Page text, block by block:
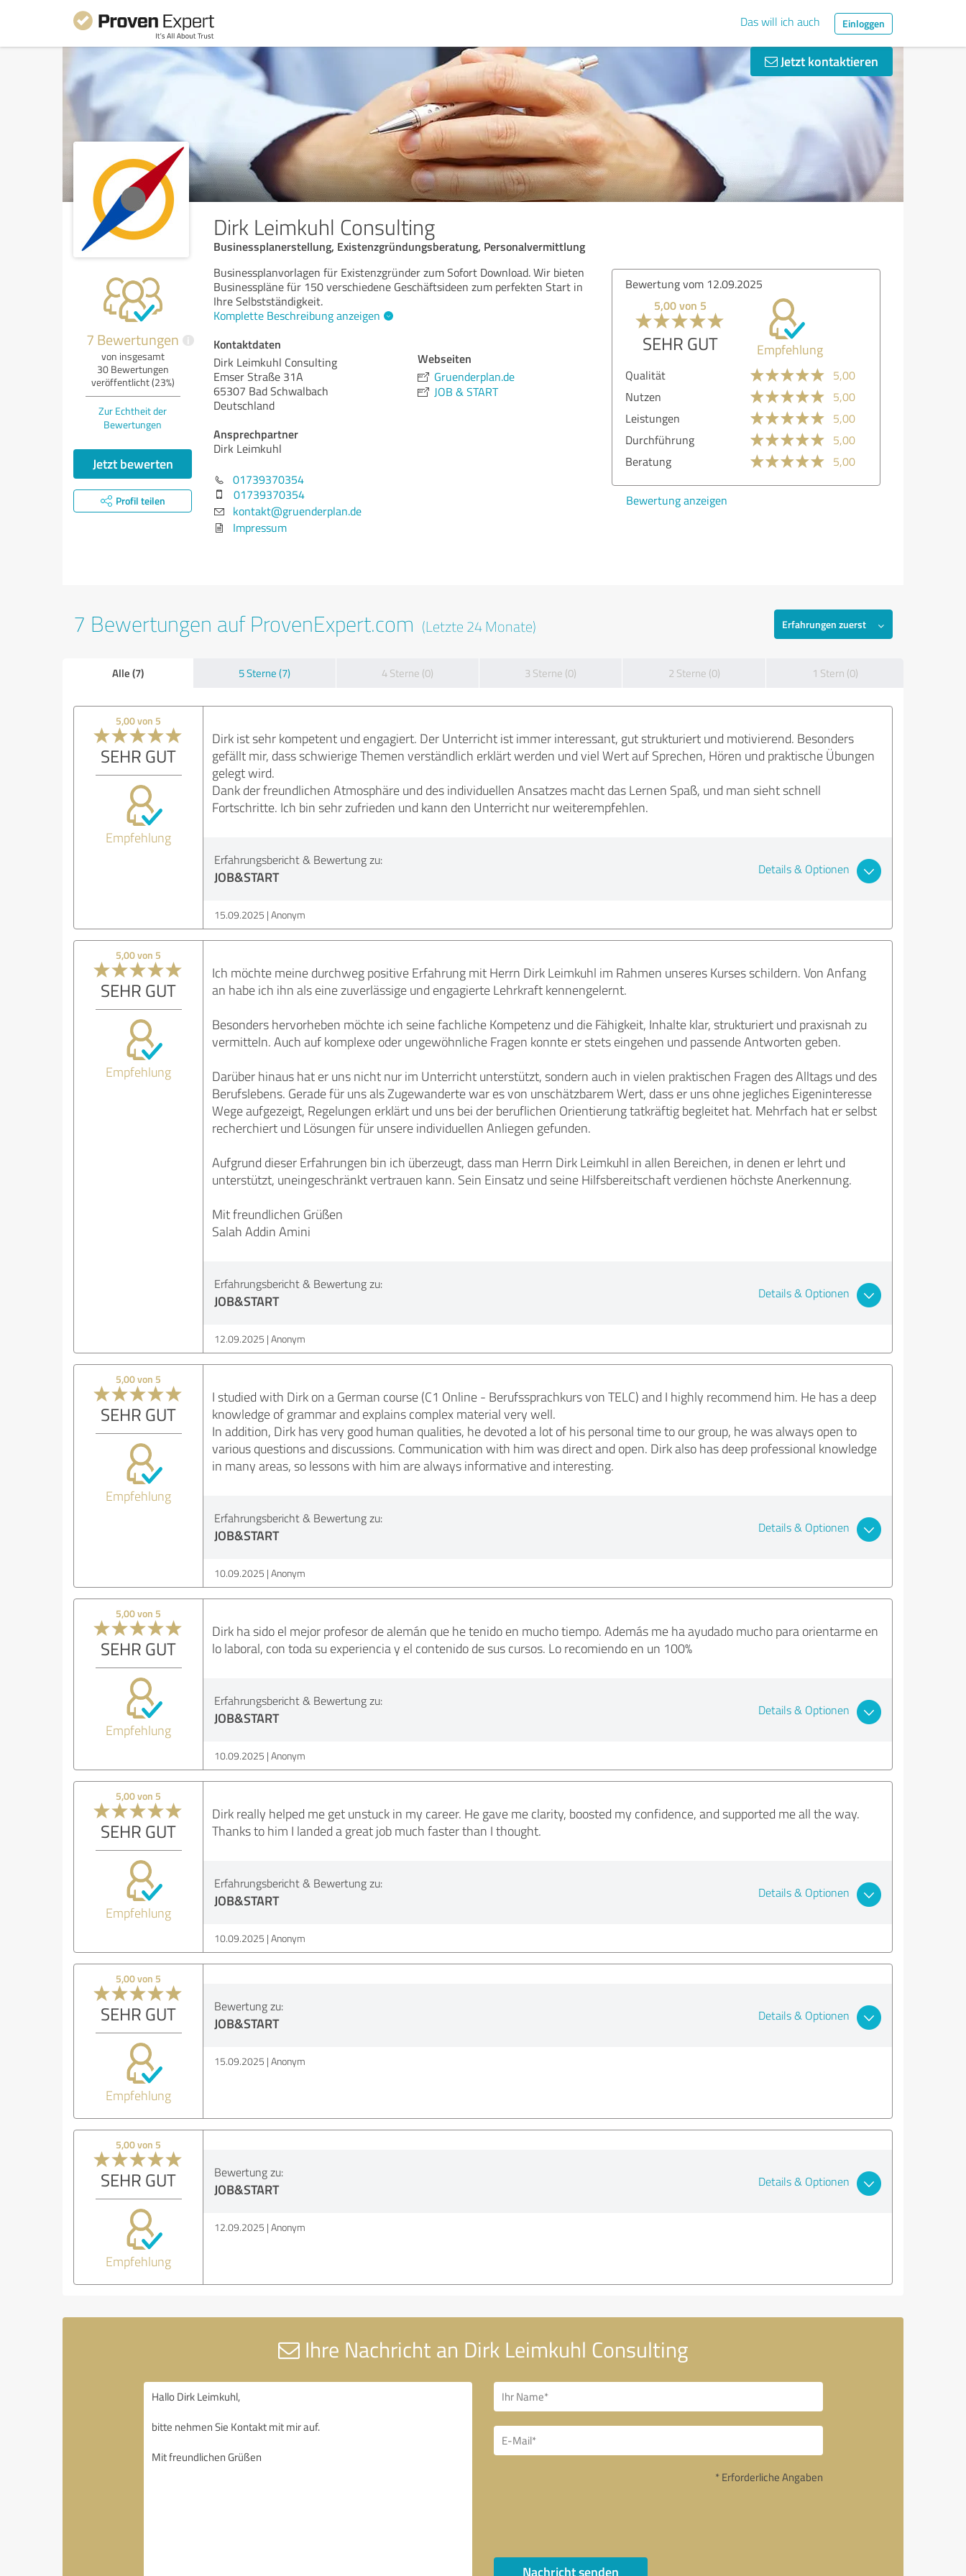
Das will ich auch Einloggen
Jetzt kontaktieren
Dirk Leimkuhl Consulting
Businessplanerstellung, Existenzgründungsberatung, Personalvermittlung
7 Bewertungen i
von insgesamt
30 Bewertungen
veröffentlicht (23%)
Zur Echtheit der
Bewertungen
Jetzt bewerten
Profil teilen
Businessplanvorlagen für Existenzgründer zum Sofort Download. Wir bieten
Businesspläne für 150 verschiedene Geschäftsideen zum perfekten Start in
Ihre Selbstständigkeit.
Komplette Beschreibung anzeigen
Kontaktdaten
Dirk Leimkuhl Consulting
Emser Straße 31A
65307 Bad Schwalbach
Deutschland
Ansprechpartner
Dirk Leimkuhl
01739370354
01739370354
kontakt@gruenderplan.de
Impressum
Webseiten
Gruenderplan.de
JOB & START
Bewertung vom 12.09.2025
5,00 von 5
SEHR GUT Empfehlung
Qualität
5,00
Nutzen
5,00
Leistungen
5,00
Durchführung
5,00
Beratung
5,00
Bewertung anzeigen
7 Bewertungen auf ProvenExpert.com (Letzte 24 Monate) Erfahrungen zuerst
Alle (7) 5 Sterne (7) 4 Sterne (0) 3 Sterne (0) 2 Sterne (0) 1 Stern (0)
5,00 von 5
SEHR GUT
Empfehlung
Dirk ist sehr kompetent und engagiert. Der Unterricht ist immer interessant, gut strukturiert und motivierend. Besonders
gefällt mir, dass schwierige Themen verständlich erklärt werden und viel Wert auf Sprechen, Hören und praktische Übungen
gelegt wird.
Dank der freundlichen Atmosphäre und des individuellen Ansatzes macht das Lernen Spaß, und man sieht schnell
Fortschritte. Ich bin sehr zufrieden und kann den Unterricht nur weiterempfehlen.
Erfahrungsbericht & Bewertung zu:
JOB&START Details & Optionen
15.09.2025 Anonym
5,00 von 5
SEHR GUT
Empfehlung
Ich möchte meine durchweg positive Erfahrung mit Herrn Dirk Leimkuhl im Rahmen unseres Kurses schildern. Von Anfang
an habe ich ihn als eine zuverlässige und engagierte Lehrkraft kennengelernt.
Besonders hervorheben möchte ich seine fachliche Kompetenz und die Fähigkeit, Inhalte klar, strukturiert und praxisnah zu
vermitteln. Auch auf komplexe oder ungewöhnliche Fragen konnte er stets eingehen und passende Antworten geben.
Darüber hinaus hat er uns nicht nur im Unterricht unterstützt, sondern auch in vielen praktischen Fragen des Alltags und des
Berufslebens. Gerade für uns als Zugewanderte war es von unschätzbarem Wert, dass er uns ohne jegliches Eigeninteresse
Wege aufgezeigt, Regelungen erklärt und uns bei der beruflichen Orientierung tatkräftig begleitet hat. Mehrfach hat er selbst
recherchiert und Lösungen für unsere individuellen Anliegen gefunden.
Aufgrund dieser Erfahrungen bin ich überzeugt, dass man Herrn Dirk Leimkuhl in allen Bereichen, in denen er lehrt und
unterstützt, uneingeschränkt vertrauen kann. Sein Einsatz und seine Hilfsbereitschaft verdienen höchste Anerkennung.
Mit freundlichen Grüßen
Salah Addin Amini
Erfahrungsbericht & Bewertung zu:
JOB&START Details & Optionen
12.09.2025 Anonym
5,00 von 5
SEHR GUT
Empfehlung
I studied with Dirk on a German course (C1 Online - Berufssprachkurs von TELC) and I highly recommend him. He has a deep
knowledge of grammar and explains complex material very well.
In addition, Dirk has very good human qualities, he devoted a lot of his personal time to our group, he was always open to
various questions and discussions. Communication with him was direct and open. Dirk also has deep professional knowledge
in many areas, so lessons with him are always informative and interesting.
Erfahrungsbericht & Bewertung zu:
JOB&START Details & Optionen
10.09.2025 Anonym
5,00 von 5
SEHR GUT
Empfehlung
Dirk ha sido el mejor profesor de alemán que he tenido en mucho tiempo. Además me ha ayudado mucho para orientarme en
lo laboral, con toda su experiencia y el contenido de sus cursos. Lo recomiendo en un 100%
Erfahrungsbericht & Bewertung zu:
JOB&START Details & Optionen
10.09.2025 Anonym
5,00 von 5
SEHR GUT
Empfehlung
Dirk really helped me get unstuck in my career. He gave me clarity, boosted my confidence, and supported me all the way.
Thanks to him I landed a great job much faster than I thought.
Erfahrungsbericht & Bewertung zu:
JOB&START Details & Optionen
10.09.2025 Anonym
5,00 von 5
SEHR GUT
Empfehlung
Bewertung zu:
JOB&START Details & Optionen
15.09.2025 Anonym
5,00 von 5
SEHR GUT
Empfehlung
Bewertung zu:
JOB&START Details & Optionen
12.09.2025 Anonym
Ihre Nachricht an Dirk Leimkuhl Consulting
* Erforderliche Angaben
Nachricht senden